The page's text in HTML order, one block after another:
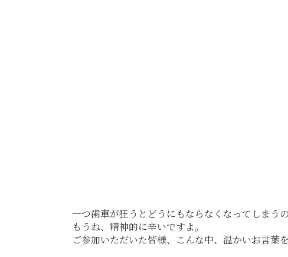
一つ歯車が狂うとどうにもならなくなってしまうの
もうね、精神的に辛いですよ。
ご参加いただいた皆様、こんな中、温かいお言葉